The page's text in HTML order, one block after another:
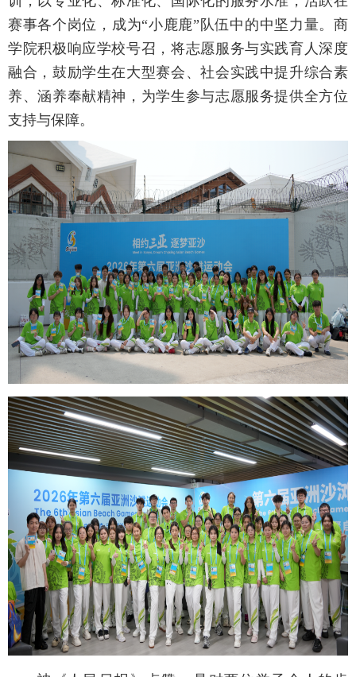
赛事各个岗位，成为“小鹿鹿”队伍中的中坚力量。商
学院积极响应学校号召，将志愿服务与实践育人深度
融合，鼓励学生在大型赛会、社会实践中提升综合素
养、涵养奉献精神，为学生参与志愿服务提供全方位
支持与保障。